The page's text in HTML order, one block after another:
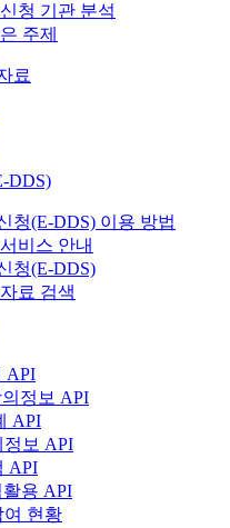
청 기관 분석
주제
료
DDS)
청(E-DDS) 이용 방법
비스 안내
청(E-DDS)
료 검색
API
정보 API
API
정보 API
API
용 API
여 현황